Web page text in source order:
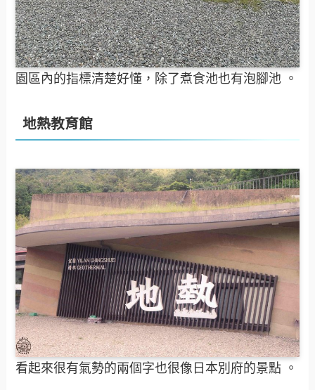
園區內的指標清楚好懂，除了煮食池也有泡腳池 。
地熱教育館
看起來很有氣勢的兩個字也很像日本別府的景點 。